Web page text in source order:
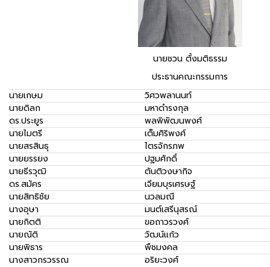
นายชวน ตั้งมติธรรม
ประธานคณะกรรมการ
นายเกษม
วิศวพลานนท์
นายดิลก
มหาดำรงกุล
ดร.ประยูร
พลพิพัฒนพงศ์
นายไมตรี
เต็มศิริพงศ์
นายสรสินธุ
ไตรจักรภพ
นายยรรยง
ปฐมศักดิ์
นายธีรวุฒิ
ตันติวงษากิจ
ดร.สมัคร
เจียมบุรเศรษฐ์
นายสิทธิชัย
นวลมณี
นางอุษา
มนต์เสรีนุสรณ์
นายกิตติ
ขอถาวรวงศ์
นายณัติ
วัฒน์แก้ว
นายพิธาร
พืชมงคล
นางสาวกรวรรณ
อริยะวงศ์